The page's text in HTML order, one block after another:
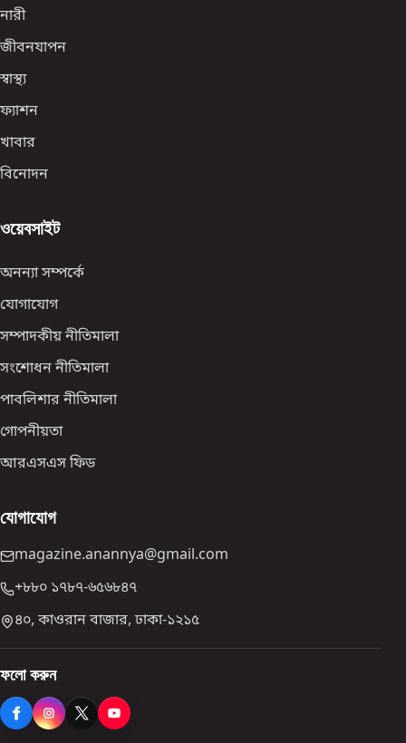
নারী
জীবনযাপন
স্বাস্থ্য
ফ্যাশন
খাবার
বিনোদন
ওয়েবসাইট
অনন্যা সম্পর্কে
যোগাযোগ
সম্পাদকীয় নীতিমালা
সংশোধন নীতিমালা
পাবলিশার নীতিমালা
গোপনীয়তা
আরএসএস ফিড
যোগাযোগ
magazine.anannya@gmail.com
+৮৮০ ১৭৮৭-৬৫৬৮৪৭
৪০, কাওরান বাজার, ঢাকা-১২১৫
ফলো করুন